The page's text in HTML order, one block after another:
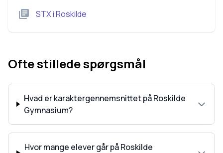
STXiRoskilde
Ofte stillede spørgsmål
Hvad er karaktergennemsnittet på Roskilde
Gymnasium?
Hvor mange elever går på Roskilde